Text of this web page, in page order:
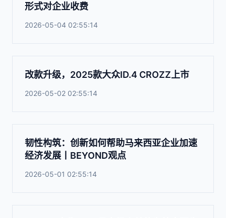
形式对企业收费
2026-05-04 02:55:14
改款升级，2025款大众ID.4 CROZZ上市
2026-05-02 02:55:14
韧性构筑：创新如何帮助马来西亚企业加速
经济发展丨BEYOND观点
2026-05-01 02:55:14